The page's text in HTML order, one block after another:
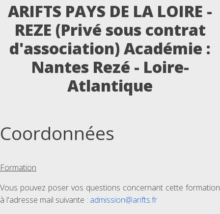
ARIFTS PAYS DE LA LOIRE -
REZE (Privé sous contrat
d'association) Académie :
Nantes Rezé - Loire-
Atlantique
Coordonnées
Formation
Vous pouvez poser vos questions concernant cette formation
à l'adresse mail suivante : admission@arifts.fr